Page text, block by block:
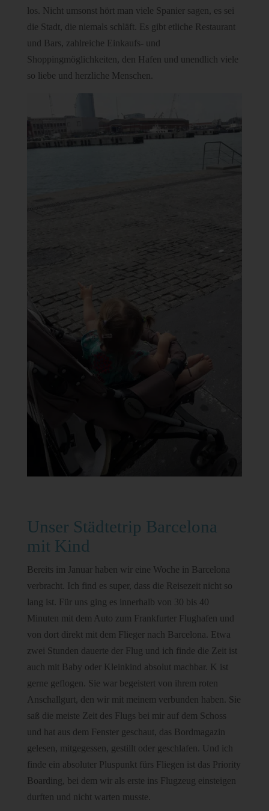
los. Nicht umsonst hört man viele Spanier sagen, es sei
die Stadt, die niemals schläft. Es gibt etliche Restaurant
und Bars, zahlreiche Einkaufs- und
Shoppingmöglichkeiten, den Hafen und unendlich viele
so liebe und herzliche Menschen.
Unser Städtetrip Barcelona
mit Kind
Bereits im Januar haben wir eine Woche in Barcelona
verbracht. Ich find es super, dass die Reisezeit nicht so
lang ist. Für uns ging es innerhalb von 30 bis 40
Minuten mit dem Auto zum Frankfurter Flughafen und
von dort direkt mit dem Flieger nach Barcelona. Etwa
zwei Stunden dauerte der Flug und ich finde die Zeit ist
auch mit Baby oder Kleinkind absolut machbar. K ist
gerne geflogen. Sie war begeistert von ihrem roten
Anschallgurt, den wir mit meinem verbunden haben. Sie
saß die meiste Zeit des Flugs bei mir auf dem Schoss
und hat aus dem Fenster geschaut, das Bordmagazin
gelesen, mitgegessen, gestillt oder geschlafen. Und ich
finde ein absoluter Pluspunkt fürs Fliegen ist das Priority
Boarding, bei dem wir als erste ins Flugzeug einsteigen
durften und nicht warten musste.